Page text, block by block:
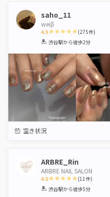
saho_11
weiβ
4.5
1 2 3 4 5
(275件)
渋谷駅から徒歩2分
空き状況
ARBRE_Rin
ARBRE NAIL SALON
4.5
1 2 3 4 5
(11件)
渋谷駅から徒歩5分